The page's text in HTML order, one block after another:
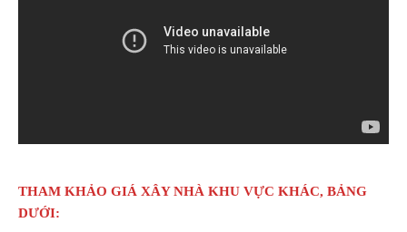
THAM KHẢO GIÁ XÂY NHÀ KHU VỰC KHÁC, BẢNG
DƯỚI: